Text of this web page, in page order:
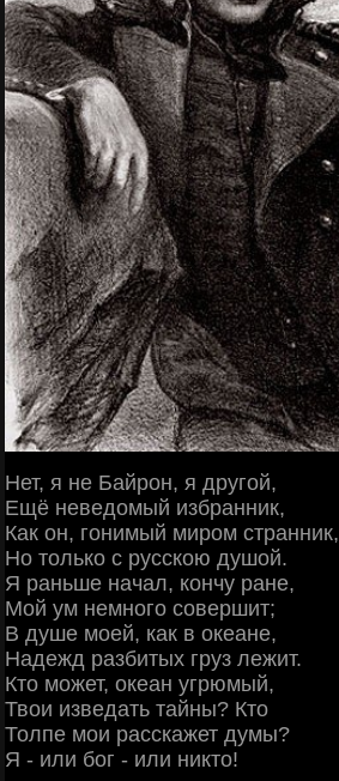
Нет, я не Байрон, я другой,
Ещё неведомый избранник,
Как он, гонимый миром странник,
Но только с русскою душой.
Я раньше начал, кончу ране,
Мой ум немного совершит;
В душе моей, как в океане,
Надежд разбитых груз лежит.
Кто может, океан угрюмый,
Твои изведать тайны? Кто
Толпе мои расскажет думы?
Я - или бог - или никто!